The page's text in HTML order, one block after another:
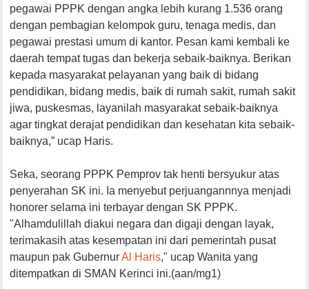
pegawai PPPK dengan angka lebih kurang 1.536 orang
dengan pembagian kelompok guru, tenaga medis, dan
pegawai prestasi umum di kantor. Pesan kami kembali ke
daerah tempat tugas dan bekerja sebaik-baiknya. Berikan
kepada masyarakat pelayanan yang baik di bidang
pendidikan, bidang medis, baik di rumah sakit, rumah sakit
jiwa, puskesmas, layanilah masyarakat sebaik-baiknya
agar tingkat derajat pendidikan dan kesehatan kita sebaik-
baiknya,” ucap Haris.
Seka, seorang PPPK Pemprov tak henti bersyukur atas
penyerahan SK ini. Ia menyebut perjuangannnya menjadi
honorer selama ini terbayar dengan SK PPPK.
"Alhamdulillah diakui negara dan digaji dengan layak,
terimakasih atas kesempatan ini dari pemerintah pusat
maupun pak GubernurAl Haris," ucap Wanita yang
ditempatkan di SMAN Kerinci ini.(aan/mg1)